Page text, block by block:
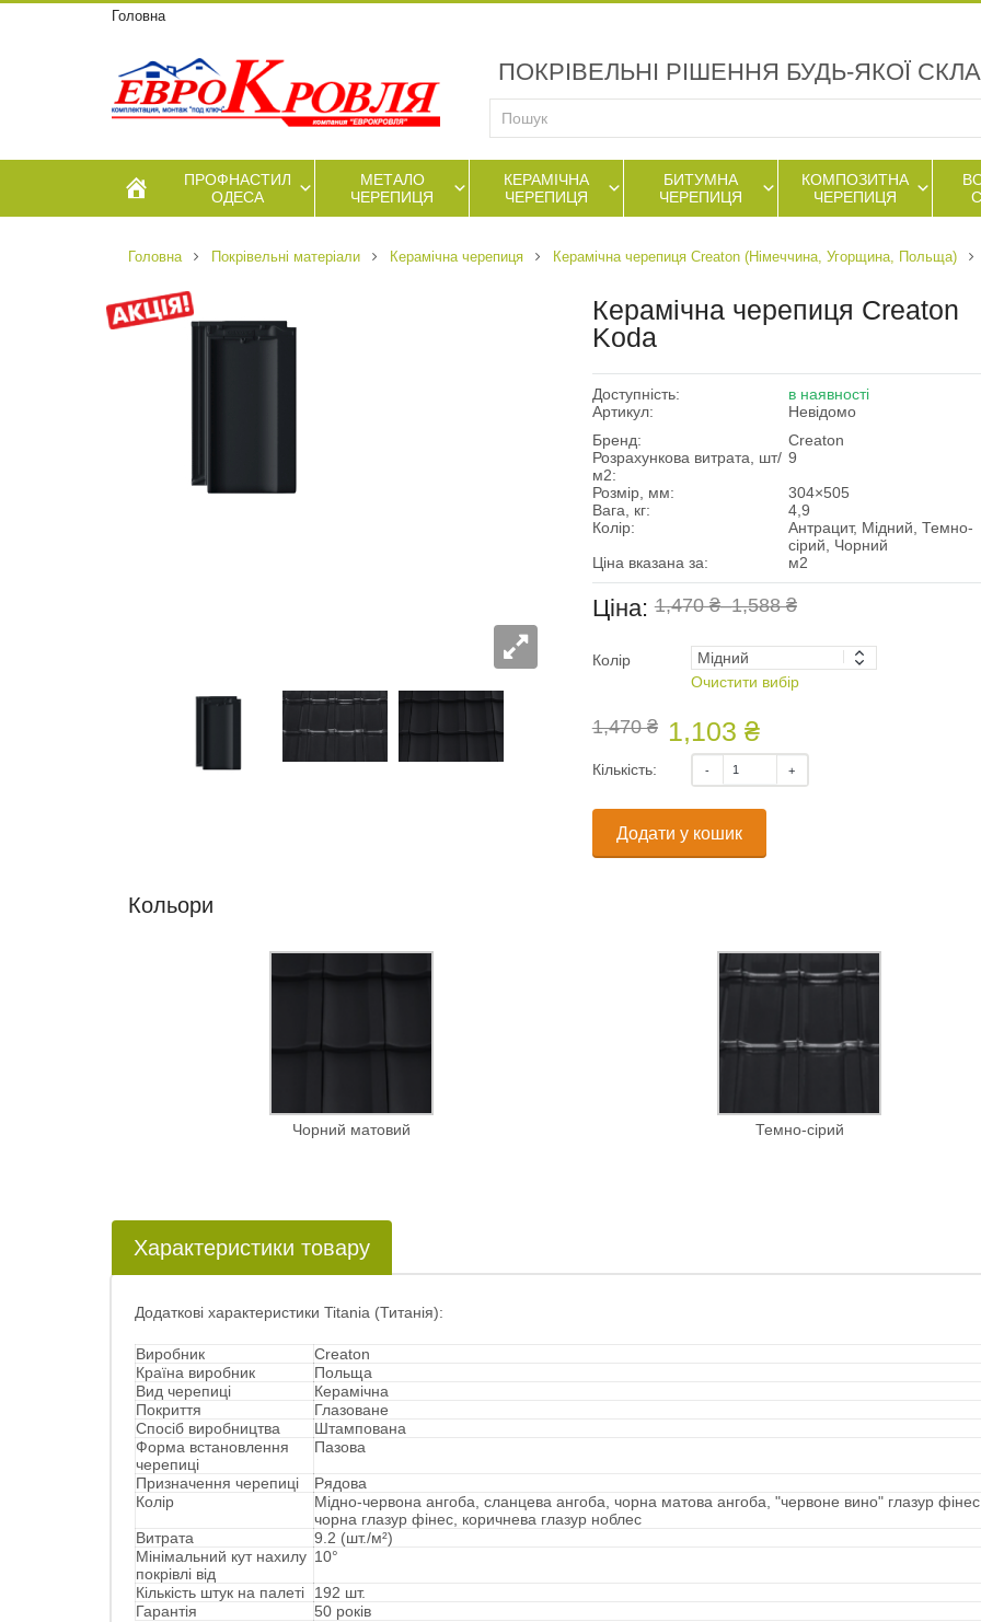
Головна
ПОКРІВЕЛЬНІ РІШЕННЯ БУДЬ-ЯКОЇ
ПРОФНАСТИЛ
ОДЕСА
МЕТАЛО
ЧЕРЕПИЦЯ
КЕРАМІЧНА
ЧЕРЕПИЦЯ
БИТУМНА
ЧЕРЕПИЦЯ
КОМПОЗИТНА
ЧЕРЕПИЦЯ
Головна Покрівельні матеріали Керамічна черепиця Керамічна черепиця Creaton (Німеччина, Угорщина, Польща)
Керамічна черепиця Creaton
Koda
Доступність:
в наявності
Артикул:
Невідомо
Бренд:
Creaton
Розрахункова витрата, шт/
м2:
9
Розмір, мм:
304×505
Вага, кг:
4,9
Колір:
Антрацит, Мідний, Темно-
сірий, Чорний
Ціна вказана за:
м2
Ціна:1,470 ₴–1,588 ₴
Колір
Очистити вибір
1,470 ₴ 1,103 ₴
Кількість:
Додати у кошик
Кольори
Чорний матовий Темно-сірий
Характеристики товару
Додаткові характеристики Titania (Титанія):
Виробник
Creaton
Країна виробник
Польща
Вид черепиці
Керамічна
Покриття
Глазоване
Спосіб виробництва
Штампована
Форма встановлення
черепиці
Пазова
Призначення черепиці
Рядова
Колір
Мідно-червона ангоба, сланцева ангоба, чорна матова ангоба, "червоне вино" глазур
чорна глазур фінес, коричнева глазур ноблес
Витрата
9.2 (шт./м²)
Мінімальний кут нахилу
покрівлі від
10°
Кількість штук на палеті
192 шт.
Гарантія
50 років